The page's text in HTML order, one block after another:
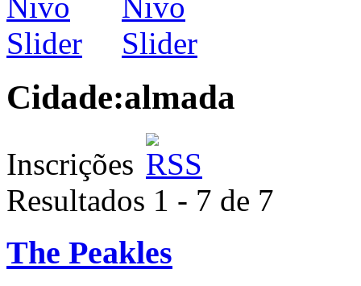
Cidade:almada
Inscrições
Resultados 1 - 7 de 7
The Peakles